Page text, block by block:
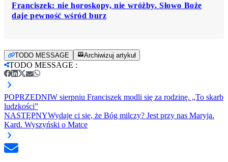
Franciszek: nie horoskopy, nie wróżby. Słowo Boże
daje pewność wśród burz
TODO MESSAGE Archiwizuj artykuł
TODO MESSAGE :
POPRZEDNIW sierpniu Franciszek modli się za rodzinę. „To skarb
ludzkości”
NASTĘPNYWydaje ci się, że Bóg milczy? Jest przy nas Maryja.
Kard. Wyszyński o Matce